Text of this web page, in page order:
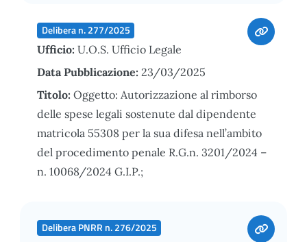
Delibera n. 277/2025
Ufficio: U.O.S. Ufficio Legale
Data Pubblicazione: 23/03/2025
Titolo: Oggetto: Autorizzazione al rimborso
delle spese legali sostenute dal dipendente
matricola 55308 per la sua difesa nell’ambito
del procedimento penale R.G.n. 3201/2024 –
n. 10068/2024 G.I.P.;
Delibera PNRR n. 276/2025